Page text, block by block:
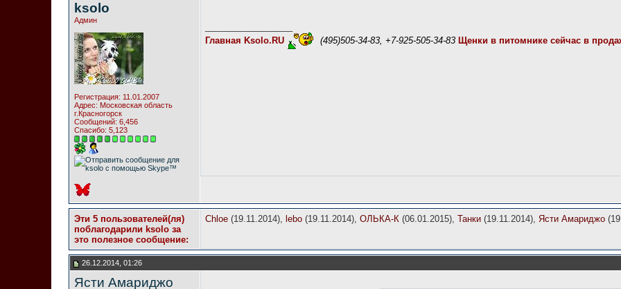
ksolo
Админ
Регистрация: 11.01.2007
Адрес: Московская область
г.Красногорск
Сообщений: 6,456
Спасибо: 5,123
Главная Ksolo.RU
(495)505-34-83, +7-925-505-34-83 Щенки в питомнике сейчас в
Эти 5 пользователей(ля)
поблагодарили ksolo за
это полезное сообщение:
Chloe (19.11.2014), lebo (19.11.2014), ОЛЬКА-К (06.01.2015), Танки (19.11.2014), Ясти Амариджо
26.12.2014, 01:26
Ясти Амариджо